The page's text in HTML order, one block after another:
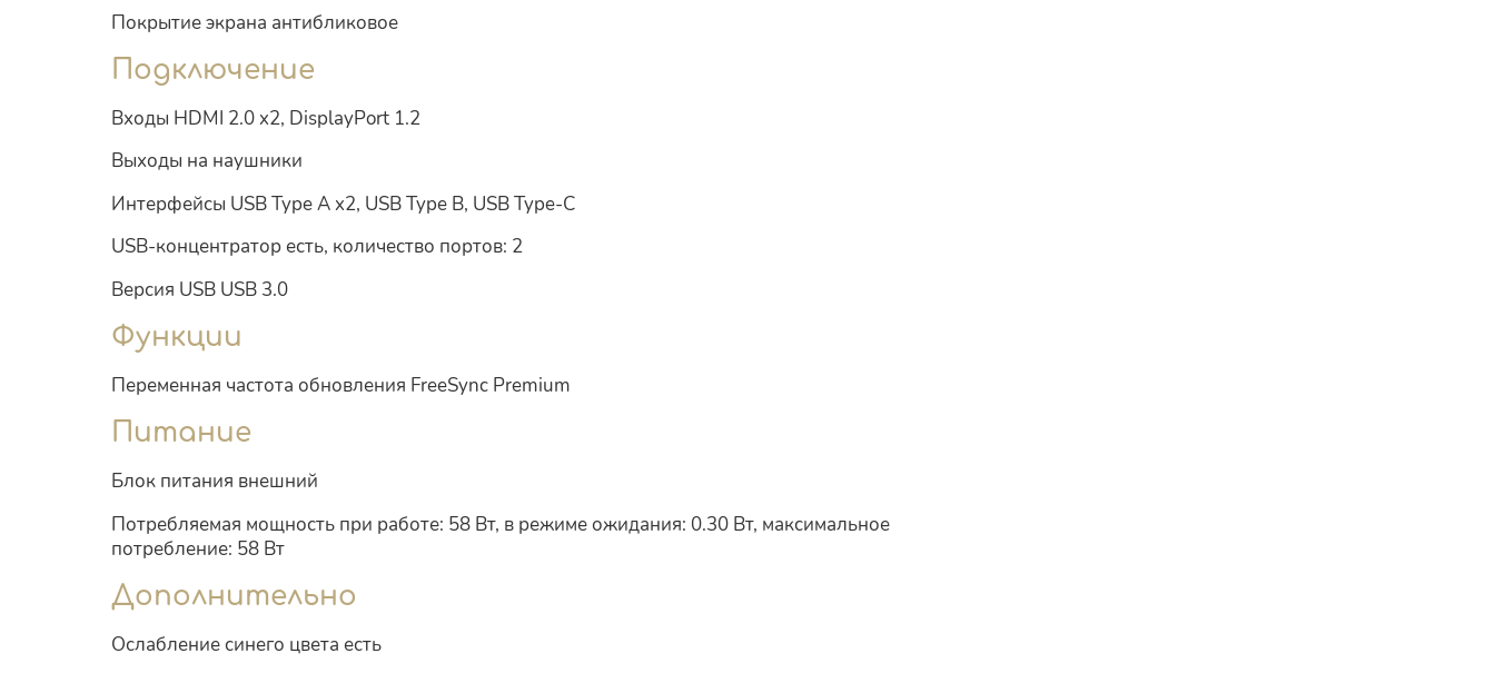
Покрытие экрана антибликовое
Подключение
Входы HDMI 2.0 x2, DisplayPort 1.2
Выходы на наушники
Интерфейсы USB Type A x2, USB Type B, USB Type-C
USB-концентратор есть, количество портов: 2
Версия USB USB 3.0
Функции
Переменная частота обновления FreeSync Premium
Питание
Блок питания внешний
Потребляемая мощность при работе: 58 Вт, в режиме ожидания: 0.30 Вт, максимальное
потребление: 58 Вт
Дополнительно
Ослабление синего цвета есть